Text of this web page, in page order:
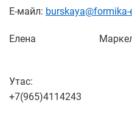
Е-майл:
Елена
Утас: